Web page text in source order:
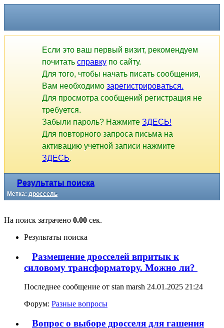
Если это ваш первый визит, рекомендуем
почитать справку по сайту.
Для того, чтобы начать писать сообщения,
Вам необходимо зарегистрироваться.
Для просмотра сообщений регистрация не
требуется.
Забыли пароль? Нажмите ЗДЕСЬ!
Для повторного запроса письма на
активацию учетной записи нажмите
ЗДЕСЬ.
Результаты поиска
Метка: дроссель
На поиск затрачено 0.00 сек.
Результаты поиска
Размещение дросселей впритык к
силовому трансформатору. Можно ли?
Последнее сообщение от stan marsh 24.01.2025 21:24
Форум: Разные вопросы
Вопрос о выборе дросселя для гашения